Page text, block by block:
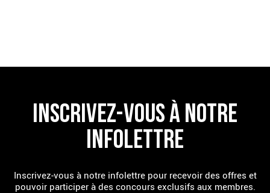
INSCRIVEZ-VOUS À NOTRE
INFOLETTRE
Inscrivez-vous à notre infolettre pour recevoir des offres et
pouvoir participer à des concours exclusifs aux membres.